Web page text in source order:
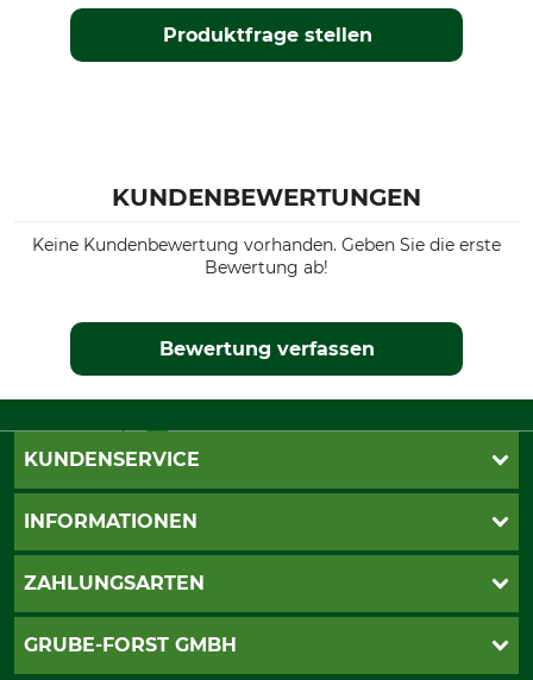
Produktfrage stellen
KUNDENBEWERTUNGEN
Keine Kundenbewertung vorhanden. Geben Sie die erste
Bewertung ab!
Bewertung verfassen
KUNDENSERVICE
Katalogbestellung
INFORMATIONEN
AGB
ZAHLUNGSARTEN
PayPal
GRUBE-FORST GMBH